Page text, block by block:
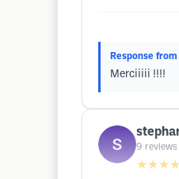
Response
Merciiiii !!!!
9 reviews